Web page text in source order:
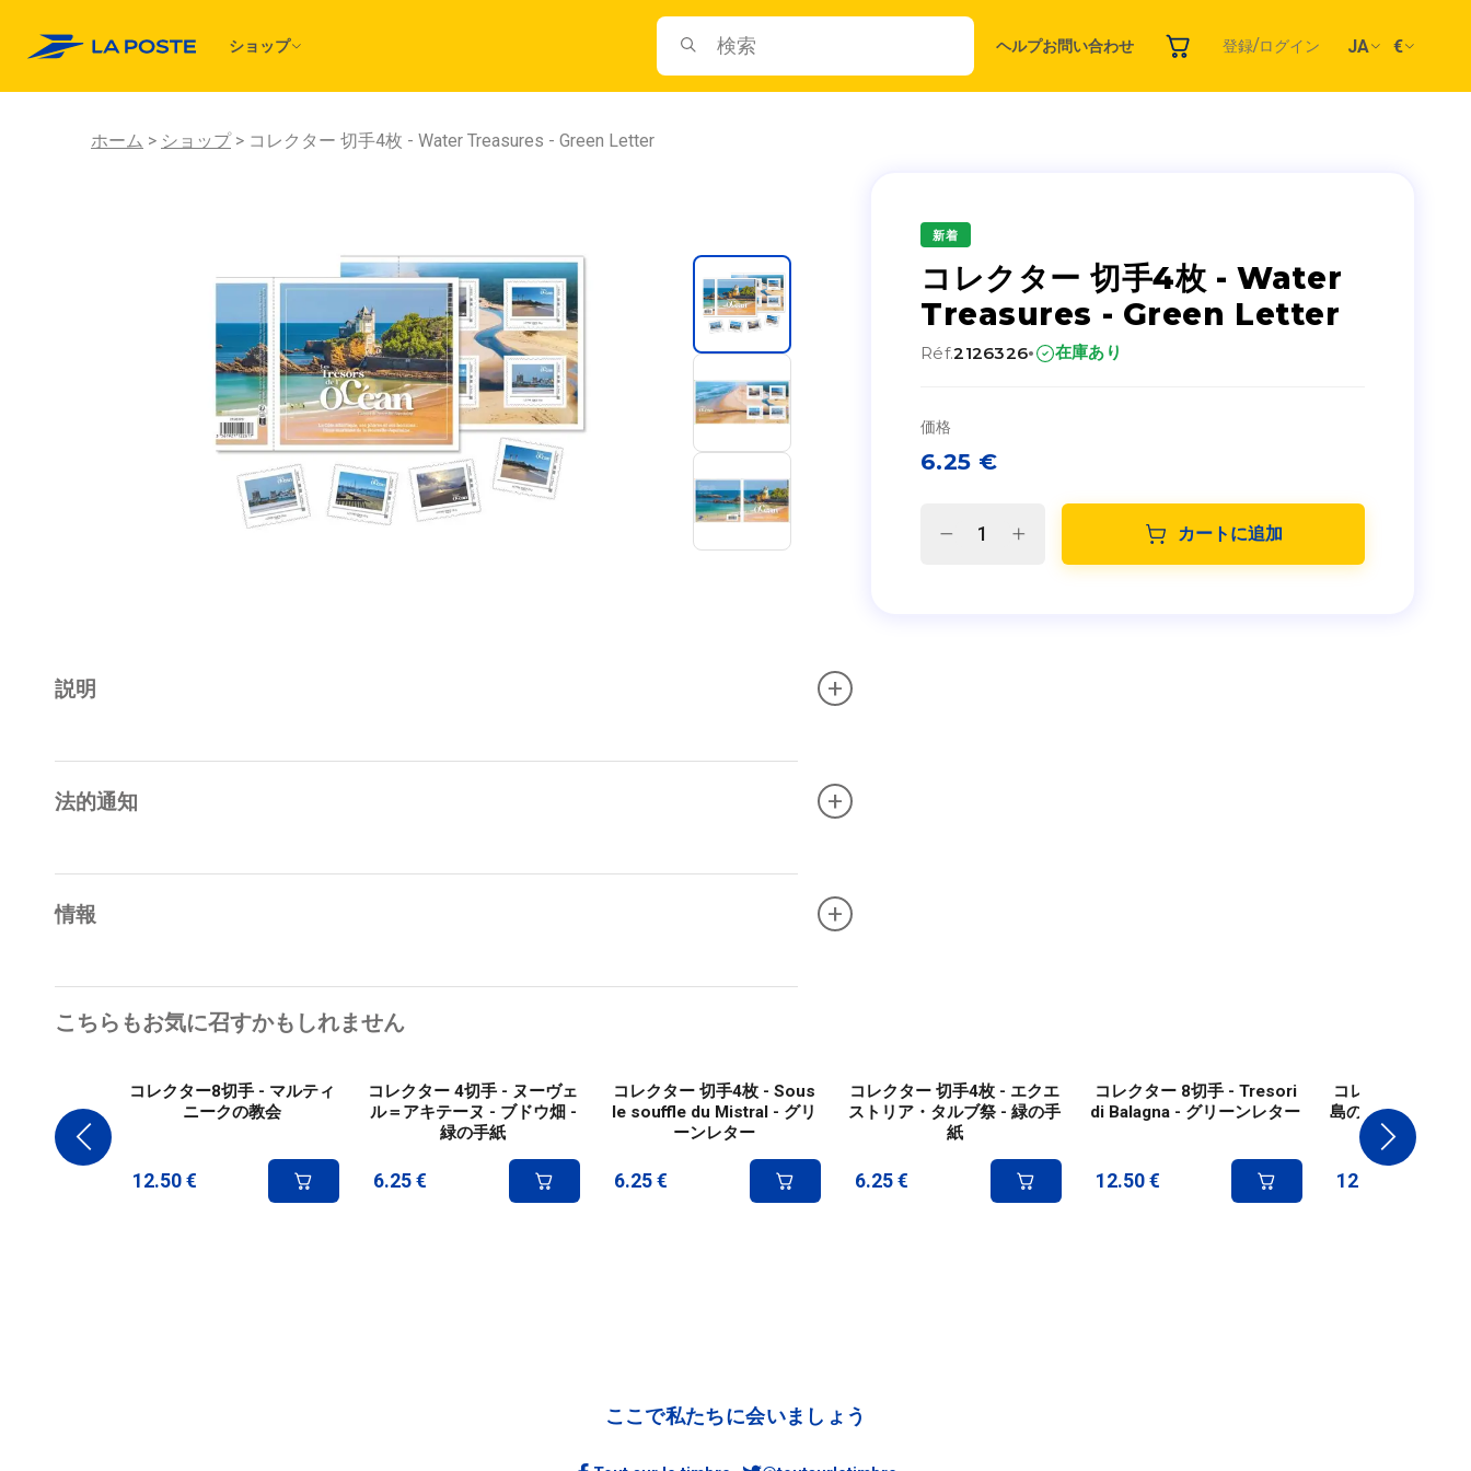
ショップ ヘルプお問い合わせ 登録/ログイン JA €
ホーム ショップ コレクター 切手4枚 - Water Treasures - Green Letter
新着
コレクター 切手4枚 - Water
Treasures - Green Letter
Réf.2126326· 在庫あり
価格
6.25 €
カートに追加
説明 +
法的通知 +
情報 +
こちらもお気に召すかもしれません
コレクター8切手 - マルティ
ニークの教会
12.50 €
コレクター 4切手 - ヌーヴェ
ル＝アキテーヌ - ブドウ畑 -
緑の手紙
6.25 €
コレクター 切手4枚 - Sous
le souffle du Mistral - グリ
ーンレター
6.25 €
コレクター 切手4枚 - エクエ
ストリア・タルブ祭 - 緑の手
紙
6.25 €
コレクター 8切手 - Tresori
di Balagna - グリーンレター
12.50 €
コレクター8切手
島のシタデル - グ
12.50
ここで私たちに会いましょう